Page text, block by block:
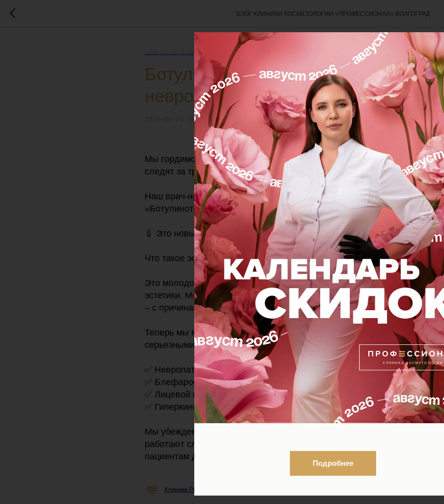
БЛОГ КЛИНИКИ КОСМЕТОЛОГИИ «ПРОФЕССИОНАЛ»-ВОЛГОГРАД
Ботулинотерапия: искусство в
неврологии
2026-06-24 18:00
Мы гордимся тем, что в нашей команде работают специалисты,
следят за трендами, а задают новые стандарты в медицине 🌟
Наш врач-невролог, косметологМатерикина Ольга Евгеньевнапрошла
«Ботулинотерапия: искусство в эстетической неврологии».
💉 Это новый уровень понимания красоты с точки зрения здоровья
Что такое эстетическая неврология?
Это молодое и стремительно развивающееся направление на стыке
эстетики. Мы уходим от шаблона «просто убрать морщину». Теперь
– с причинами асимметрии и напряжения, которые лежат в патологиях
Теперь мы можем помогать пациентам не только с возрастными
серьезными эстетическими последствиями поражений нервов:
✅ Невропатия лицевого нерва – восстановление симметрии и мимики;
✅ Блефароспазм – непроизвольное смыкание век;
✅ Лицевой гемиспазм – болезненные тики и подергивания;
✅ Гиперкинезы и тики различной этиологии.
Мы убеждены, что красивое лицо – это, прежде всего, лицо
работают слаженно и гармонично. Теперь мы можем подарить это
пациентам даже в самых сложных случаях.
Клиника Professional-Волгоград
Подробнее